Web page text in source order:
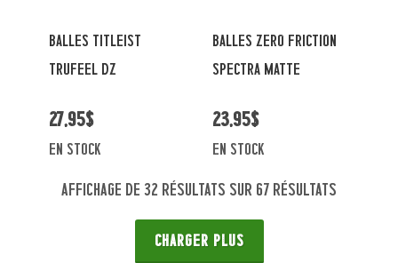
BALLES TITLEIST
TRUFEEL DZ
27,95$
en stock
BALLES ZERO FRICTION
SPECTRA MATTE
23,95$
en stock
Affichage de 32 résultats sur 67 résultats
CHARGER PLUS